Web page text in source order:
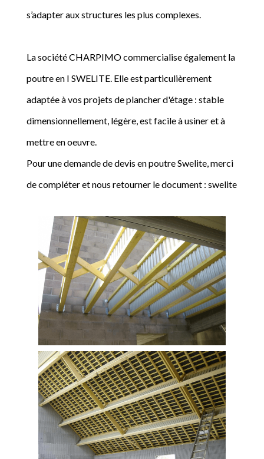
s’adapter aux structures les plus complexes.
La société CHARPIMO commercialise également la
poutre en I SWELITE. Elle est particulièrement
adaptée à vos projets de plancher d'étage : stable
dimensionnellement, légère, est facile à usiner et à
mettre en oeuvre.
Pour une demande de devis en poutre Swelite, merci
de compléter et nous retourner le document : swelite